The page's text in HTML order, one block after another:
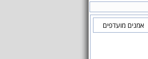
אמנים מועדפים